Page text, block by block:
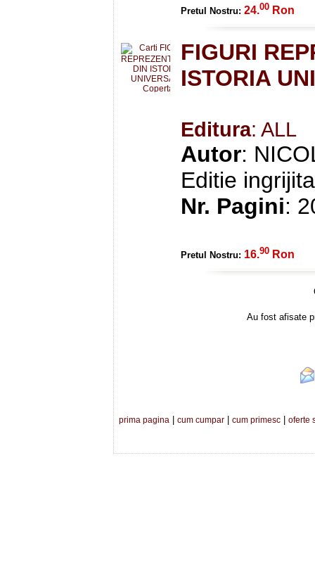
Pretul Nostru: 24.00 Ron
FIGURI
ISTORIA
Editura: ALL
Autor:
Editie
Nr. Pagini:
Pretul Nostru: 16.90 Ron
Au fost afisate
prima pagina cum cumpar cum primesc oferte